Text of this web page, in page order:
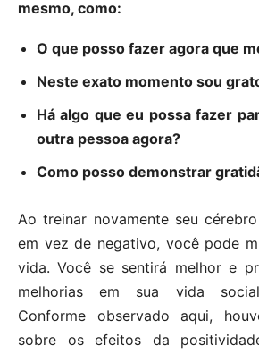
mesmo, como:
O que posso fazer agora que
Neste exato momento sou
Há algo que eu possa fazer
outra pessoa agora?
Como posso demonstrar
Ao treinar novamente seu
em vez de negativo, você pode
vida. Você se sentirá melhor e
melhorias em sua vida
Conforme observado aqui,
sobre os efeitos da